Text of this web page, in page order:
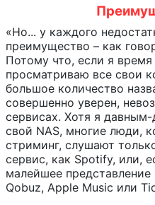
«Но... у каждого
преимущество – как
Потому что, если я
просматриваю все свои
большое количество
совершенно уверен,
сервисах. Хотя я
свой NAS, многие люди,
стриминг, слушают
сервис, как Spotify, или,
малейшее представление
Qobuz, Apple Music или